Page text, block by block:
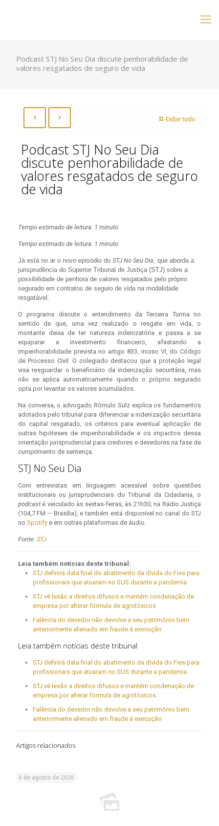
Podcast STJ No Seu Dia discute penhorabilidade de
valores resgatados de seguro de vida
Exibir tudo
Podcast STJ No Seu Dia
discute penhorabilidade de
valores resgatados de seguro
de vida
Tempo estimado de leitura: 1 minuto
Tempo estimado de leitura: 1 minuto
Já está no ar o novo episódio do STJ No Seu Dia, que aborda a
jurisprudência do Superior Tribunal de Justiça (STJ) sobre a
possibilidade de penhora de valores resgatados pelo próprio
segurado em contratos de seguro de vida na modalidade
resgatável.
O programa discute o entendimento da Terceira Turma no
sentido de que, uma vez realizado o resgate em vida, o
montante deixa de ter natureza indenizatória e passa a se
equiparar a investimento financeiro, afastando a
impenhorabilidade prevista no artigo 833, inciso VI, do Código
de Processo Civil. O colegiado destacou que a proteção legal
visa resguardar o beneficiário da indenização securitária, mas
não se aplica automaticamente quando o próprio segurado
opta por levantar os valores acumulados.
Na conversa, o advogado Rômulo Sulz explica os fundamentos
adotados pelo tribunal para diferenciar a indenização securitária
do capital resgatado, os critérios para eventual aplicação de
outras hipóteses de impenhorabilidade e os impactos dessa
orientação jurisprudencial para credores e devedores na fase de
cumprimento de sentença.
STJ No Seu Dia
Com entrevistas em linguagem acessível sobre questões
institucionais ou jurisprudenciais do Tribunal da Cidadania, o
podcasté veiculado às sextas-feiras, às 21h30, na Rádio Justiça
(104,7 FM – Brasília), e também está disponível no canal do STJ
no Spotifye em outras plataformas de áudio.
Fonte: STJ
Leia também notícias deste tribunal:
STJ definirá data final do abatimento da dívida do Fies para
profissionais que atuaram no SUS durante a pandemia
STJ vê lesão a direitos difusos e mantém condenação de
empresa por alterar fórmula de agrotóxicos
Falência do devedor não devolve a seu patrimônio bem
anteriormente alienado em fraude à execução
Leia também notícias deste tribunal
STJ definirá data final do abatimento da dívida do Fies para
profissionais que atuaram no SUS durante a pandemia
STJ vê lesão a direitos difusos e mantém condenação de
empresa por alterar fórmula de agrotóxicos
Falência do devedor não devolve a seu patrimônio bem
anteriormente alienado em fraude à execução
Artigos relacionados
6 de agosto de 2026